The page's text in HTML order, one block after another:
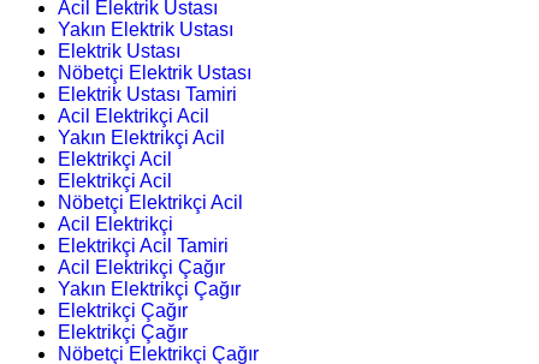
Acil Elektrik Ustası
Yakın Elektrik Ustası
Elektrik Ustası
Nöbetçi Elektrik Ustası
Elektrik Ustası Tamiri
Acil Elektrikçi Acil
Yakın Elektrikçi Acil
Elektrikçi Acil
Elektrikçi Acil
Nöbetçi Elektrikçi Acil
Acil Elektrikçi
Elektrikçi Acil Tamiri
Acil Elektrikçi Çağır
Yakın Elektrikçi Çağır
Elektrikçi Çağır
Elektrikçi Çağır
Nöbetçi Elektrikçi Çağır